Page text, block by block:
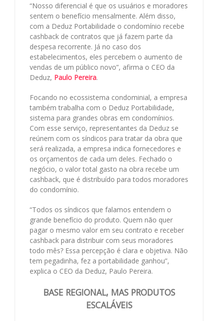
“Nosso diferencial é que os usuários e moradores
sentem o benefício mensalmente. Além disso,
com a Deduz Portabilidade o condomínio recebe
cashback de contratos que já fazem parte da
despesa recorrente. Já no caso dos
estabelecimentos, eles percebem o aumento de
vendas de um público novo”, afirma o CEO da
Deduz, Paulo Pereira.
Focando no ecossistema condominial, a empresa
também trabalha com o Deduz Portabilidade,
sistema para grandes obras em condomínios.
Com esse serviço, representantes da Deduz se
reúnem com os síndicos para tratar da obra que
será realizada, a empresa indica fornecedores e
os orçamentos de cada um deles. Fechado o
negócio, o valor total gasto na obra recebe um
cashback, que é distribuído para todos moradores
do condomínio.
“Todos os síndicos que falamos entendem o
grande benefício do produto. Quem não quer
pagar o mesmo valor em seu contrato e receber
cashback para distribuir com seus moradores
todo mês? Essa percepção é clara e objetiva. Não
tem pegadinha, fez a portabilidade ganhou”,
explica o CEO da Deduz, Paulo Pereira.
BASE REGIONAL, MAS PRODUTOS
ESCALÁVEIS